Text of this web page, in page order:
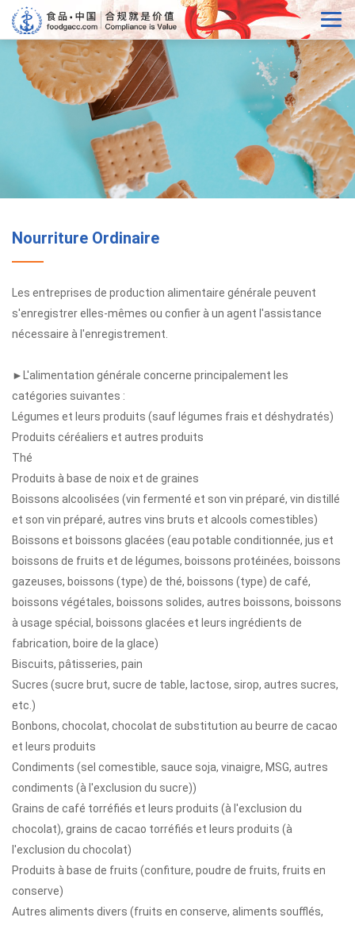
Nourriture Ordinaire
Les entreprises de production alimentaire générale peuvent
s'enregistrer elles-mêmes ou confier à un agent l'assistance
nécessaire à l'enregistrement.
►L'alimentation générale concerne principalement les
catégories suivantes :
Légumes et leurs produits (sauf légumes frais et déshydratés)
Produits céréaliers et autres produits
Thé
Produits à base de noix et de graines
Boissons alcoolisées (vin fermenté et son vin préparé, vin distillé
et son vin préparé, autres vins bruts et alcools comestibles)
Boissons et boissons glacées (eau potable conditionnée, jus et
boissons de fruits et de légumes, boissons protéinées, boissons
gazeuses, boissons (type) de thé, boissons (type) de café,
boissons végétales, boissons solides, autres boissons, boissons
à usage spécial, boissons glacées et leurs ingrédients de
fabrication, boire de la glace)
Biscuits, pâtisseries, pain
Sucres (sucre brut, sucre de table, lactose, sirop, autres sucres,
etc.)
Bonbons, chocolat, chocolat de substitution au beurre de cacao
et leurs produits
Condiments (sel comestible, sauce soja, vinaigre, MSG, autres
condiments (à l'exclusion du sucre))
Grains de café torréfiés et leurs produits (à l'exclusion du
chocolat), grains de cacao torréfiés et leurs produits (à
l'exclusion du chocolat)
Produits à base de fruits (confiture, poudre de fruits, fruits en
conserve)
Autres aliments divers (fruits en conserve, aliments soufflés,